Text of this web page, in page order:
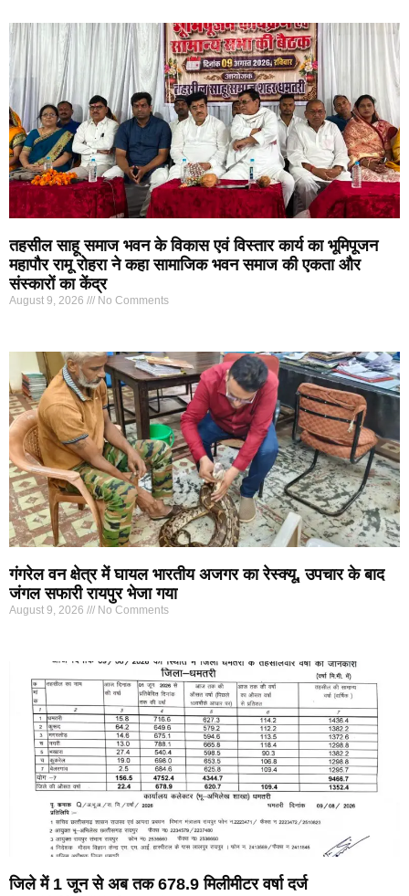
तहसील साहू समाज भवन के विकास एवं विस्तार कार्य का भूमिपूजन
महापौर रामू रोहरा ने कहा सामाजिक भवन समाज की एकता और
संस्कारों का केंद्र
August 9, 2026 No Comments
गंगरेल वन क्षेत्र में घायल भारतीय अजगर का रेस्क्यू, उपचार के बाद
जंगल सफारी रायपुर भेजा गया
August 9, 2026 No Comments
जिले में 1 जून से अब तक 678.9 मिलीमीटर वर्षा दर्ज